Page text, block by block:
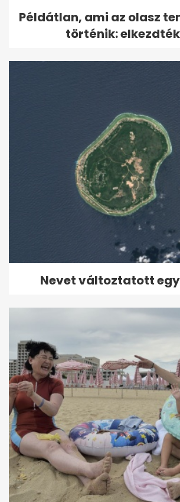
Példátlan, ami az olasz
történik: elkezdték
Nevet változtatott